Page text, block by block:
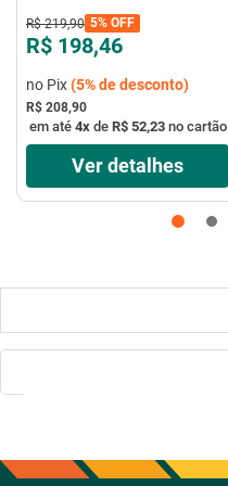
R$ 219,90 5% OFF
R$ 198,46
no Pix(5%de desconto)
R$ 208,90
em até 4xde R$ 52,23no cartão
Ver detalhes